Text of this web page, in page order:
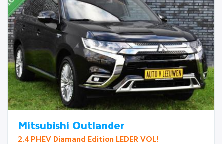
Mitsubishi Outlander
2.4 PHEV Diamand Edition LEDER VOL!